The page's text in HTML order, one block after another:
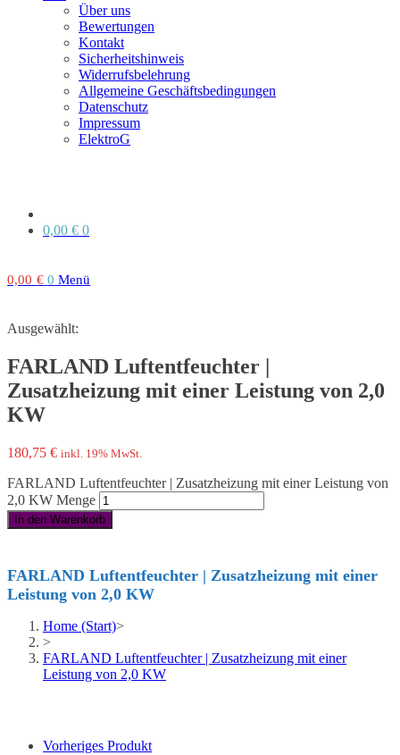
Über uns
Bewertungen
Kontakt
Sicherheitshinweis
Widerrufsbelehrung
Allgemeine Geschäftsbedingungen
Datenschutz
Impressum
ElektroG
0,00 € 0
0,00 € 0 Menü
Ausgewählt:
FARLAND Luftentfeuchter |
Zusatzheizung mit einer Leistung von 2,0
KW
180,75 € inkl. 19% MwSt.
FARLAND Luftentfeuchter | Zusatzheizung mit einer Leistung von
2,0 KW Menge
In den Warenkorb
FARLAND Luftentfeuchter | Zusatzheizung mit einer
Leistung von 2,0 KW
Home (Start)>
>
FARLAND Luftentfeuchter | Zusatzheizung mit einer
Leistung von 2,0 KW
Vorheriges Produkt